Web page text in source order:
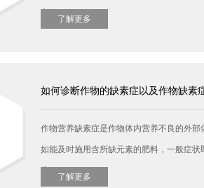
了解更多
如何诊断作物的缺素症以及作物缺素
作物营养缺素症是作物体内营养不良的外
如能及时施用含所缺元素的肥料，一般症
了解更多